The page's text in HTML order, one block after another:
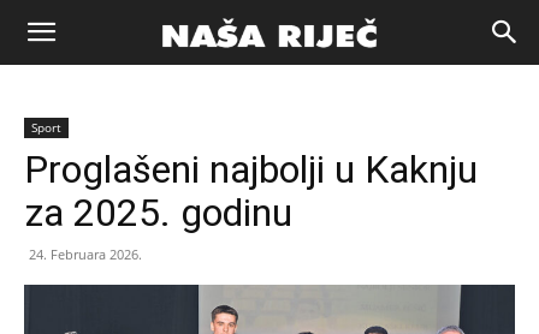
Naša
riječ
Sport
Proglašeni najbolji u Kaknju
za 2025. godinu
24. Februara 2026.